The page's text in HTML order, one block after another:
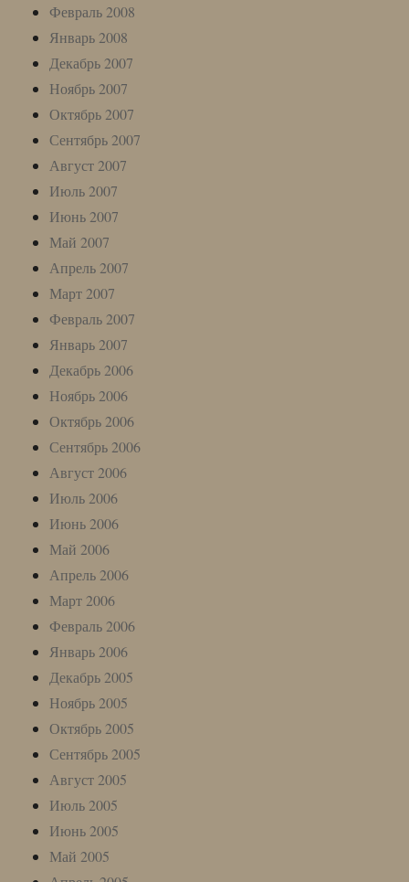
Февраль 2008
Январь 2008
Декабрь 2007
Ноябрь 2007
Октябрь 2007
Сентябрь 2007
Август 2007
Июль 2007
Июнь 2007
Май 2007
Апрель 2007
Март 2007
Февраль 2007
Январь 2007
Декабрь 2006
Ноябрь 2006
Октябрь 2006
Сентябрь 2006
Август 2006
Июль 2006
Июнь 2006
Май 2006
Апрель 2006
Март 2006
Февраль 2006
Январь 2006
Декабрь 2005
Ноябрь 2005
Октябрь 2005
Сентябрь 2005
Август 2005
Июль 2005
Июнь 2005
Май 2005